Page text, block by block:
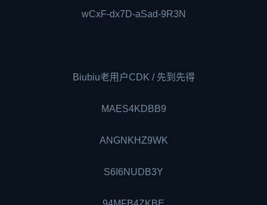
wCxF-dx7D-aSad-9R3N
Biubiu老用户CDK / 先到先得
MAES4KDBB9
ANGNKHZ9WK
S6I6NUDB3Y